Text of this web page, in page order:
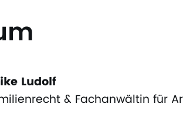
Ludolf
& Fachanwältin für